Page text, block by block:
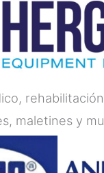
maletines y